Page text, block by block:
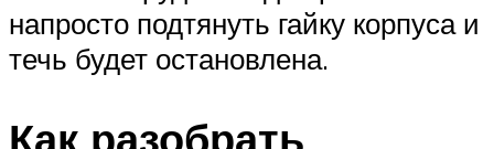
напросто подтянуть гайку корпуса и
течь будет остановлена.